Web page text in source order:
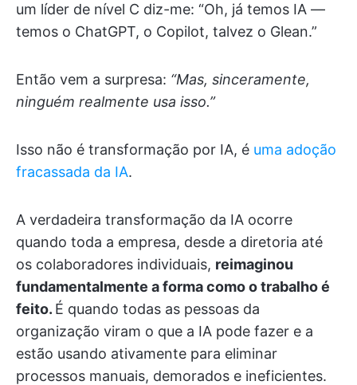
um líder de nível C diz-me: “Oh, já temos IA —
temos o ChatGPT, o Copilot, talvez o Glean.”
Então vem a surpresa: “Mas, sinceramente,
ninguém realmente usa isso.”
Isso não é transformação por IA, é uma adoção
fracassada da IA.
A verdadeira transformação da IA ocorre
quando toda a empresa, desde a diretoria até
os colaboradores individuais, reimaginou
fundamentalmente a forma como o trabalho é
feito. É quando todas as pessoas da
organização viram o que a IA pode fazer e a
estão usando ativamente para eliminar
processos manuais, demorados e ineficientes.